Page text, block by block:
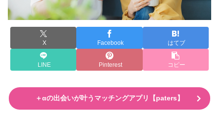
X Facebook はてブ
LINE Pinterest コピー
＋αの出会いが叶うマッチングアプリ【paters】